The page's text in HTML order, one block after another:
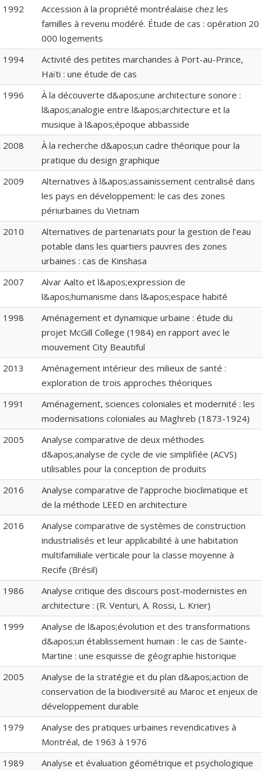
1992
Accession à la propriété montréalaise chez les
familles à revenu modéré. Étude de cas : opération 20
000 logements
1994
Activité des petites marchandes à Port-au-Prince,
Haïti : une étude de cas
1996
À la découverte d&apos;une architecture sonore :
l&apos;analogie entre l&apos;architecture et la
musique à l&apos;époque abbasside
2008
À la recherche d&apos;un cadre théorique pour la
pratique du design graphique
2009
Alternatives à l&apos;assainissement centralisé dans
les pays en développement: le cas des zones
périurbaines du Vietnam
2010
Alternatives de partenariats pour la gestion de l’eau
potable dans les quartiers pauvres des zones
urbaines : cas de Kinshasa
2007
Alvar Aalto et l&apos;expression de
l&apos;humanisme dans l&apos;espace habité
1998
Aménagement et dynamique urbaine : étude du
projet McGill College (1984) en rapport avec le
mouvement City Beautiful
2013
Aménagement intérieur des milieux de santé :
exploration de trois approches théoriques
1991
Aménagement, sciences coloniales et modernité : les
modernisations coloniales au Maghreb (1873-1924)
2005
Analyse comparative de deux méthodes
d&apos;analyse de cycle de vie simplifiée (ACVS)
utilisables pour la conception de produits
2016
Analyse comparative de l’approche bioclimatique et
de la méthode LEED en architecture
2016
Analyse comparative de systèmes de construction
industrialisés et leur applicabilité à une habitation
multifamiliale verticale pour la classe moyenne à
Recife (Brésil)
1986
Analyse critique des discours post-modernistes en
architecture : (R. Venturi, A. Rossi, L. Krier)
1999
Analyse de l&apos;évolution et des transformations
d&apos;un établissement humain : le cas de Sainte-
Martine : une esquisse de géographie historique
2005
Analyse de la stratégie et du plan d&apos;action de
conservation de la biodiversité au Maroc et enjeux de
développement durable
1979
Analyse des pratiques urbaines revendicatives à
Montréal, de 1963 à 1976
1989
Analyse et évaluation géométrique et psychologique